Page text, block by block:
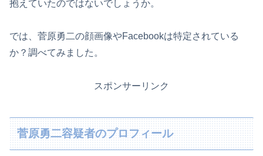
抱えていたのではないでしょうか。
では、菅原勇二の顔画像やFacebookは特定されている
か？調べてみました。
スポンサーリンク
菅原勇二容疑者のプロフィール